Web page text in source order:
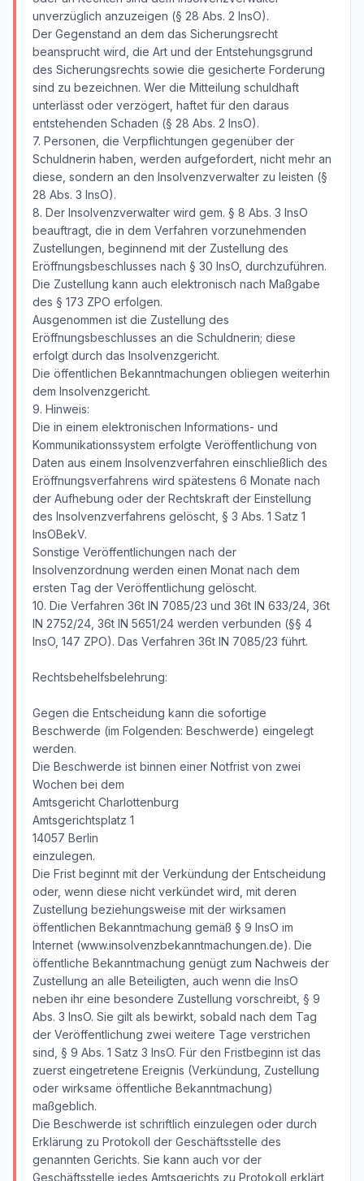
unverzüglich anzuzeigen (§ 28 Abs. 2 InsO).
Der Gegenstand an dem das Sicherungsrecht
beansprucht wird, die Art und der Entstehungsgrund
des Sicherungsrechts sowie die gesicherte Forderung
sind zu bezeichnen. Wer die Mitteilung schuldhaft
unterlässt oder verzögert, haftet für den daraus
entstehenden Schaden (§ 28 Abs. 2 InsO).
7. Personen, die Verpflichtungen gegenüber der
Schuldnerin haben, werden aufgefordert, nicht mehr an
diese, sondern an den Insolvenzverwalter zu leisten (§
28 Abs. 3 InsO).
8. Der Insolvenzverwalter wird gem. § 8 Abs. 3 InsO
beauftragt, die in dem Verfahren vorzunehmenden
Zustellungen, beginnend mit der Zustellung des
Eröffnungsbeschlusses nach § 30 InsO, durchzuführen.
Die Zustellung kann auch elektronisch nach Maßgabe
des § 173 ZPO erfolgen.
Ausgenommen ist die Zustellung des
Eröffnungsbeschlusses an die Schuldnerin; diese
erfolgt durch das Insolvenzgericht.
Die öffentlichen Bekanntmachungen obliegen weiterhin
dem Insolvenzgericht.
9. Hinweis:
Die in einem elektronischen Informations- und
Kommunikationssystem erfolgte Veröffentlichung von
Daten aus einem Insolvenzverfahren einschließlich des
Eröffnungsverfahrens wird spätestens 6 Monate nach
der Aufhebung oder der Rechtskraft der Einstellung
des Insolvenzverfahrens gelöscht, § 3 Abs. 1 Satz 1
InsOBekV.
Sonstige Veröffentlichungen nach der
Insolvenzordnung werden einen Monat nach dem
ersten Tag der Veröffentlichung gelöscht.
10. Die Verfahren 36t IN 7085/23 und 36t IN 633/24, 36t
IN 2752/24, 36t IN 5651/24 werden verbunden (§§ 4
InsO, 147 ZPO). Das Verfahren 36t IN 7085/23 führt.
Rechtsbehelfsbelehrung:
Gegen die Entscheidung kann die sofortige
Beschwerde (im Folgenden: Beschwerde) eingelegt
werden.
Die Beschwerde ist binnen einer Notfrist von zwei
Wochen bei dem
Amtsgericht Charlottenburg
Amtsgerichtsplatz 1
14057 Berlin
einzulegen.
Die Frist beginnt mit der Verkündung der Entscheidung
oder, wenn diese nicht verkündet wird, mit deren
Zustellung beziehungsweise mit der wirksamen
öffentlichen Bekanntmachung gemäß § 9 InsO im
Internet (www.insolvenzbekanntmachungen.de). Die
öffentliche Bekanntmachung genügt zum Nachweis der
Zustellung an alle Beteiligten, auch wenn die InsO
neben ihr eine besondere Zustellung vorschreibt, § 9
Abs. 3 InsO. Sie gilt als bewirkt, sobald nach dem Tag
der Veröffentlichung zwei weitere Tage verstrichen
sind, § 9 Abs. 1 Satz 3 InsO. Für den Fristbeginn ist das
zuerst eingetretene Ereignis (Verkündung, Zustellung
oder wirksame öffentliche Bekanntmachung)
maßgeblich.
Die Beschwerde ist schriftlich einzulegen oder durch
Erklärung zu Protokoll der Geschäftsstelle des
genannten Gerichts. Sie kann auch vor der
Geschäftsstelle jedes Amtsgerichts zu Protokoll erklärt